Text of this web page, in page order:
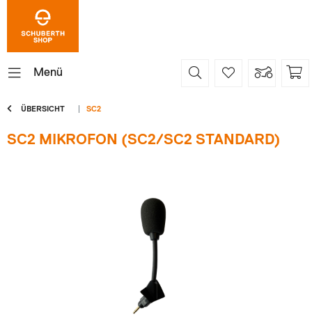
Menü
ÜBERSICHT SC2
SC2 MIKROFON (SC2/SC2 STANDARD)